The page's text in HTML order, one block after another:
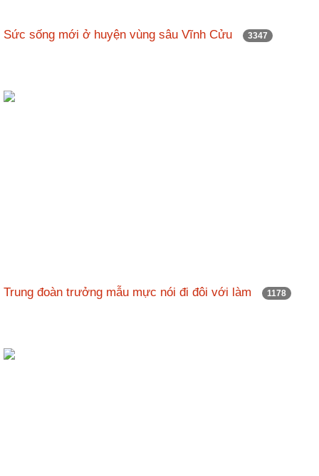
Sức sống mới ở huyện vùng sâu Vĩnh Cửu 3347
Trung đoàn trưởng mẫu mực nói đi đôi với làm 1178